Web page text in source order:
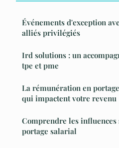
Événements d'exception
alliés privilégiés
Ird solutions : un
tpe et pme
La rémunération en
qui impactent votre revenu
Comprendre les influences
portage salarial